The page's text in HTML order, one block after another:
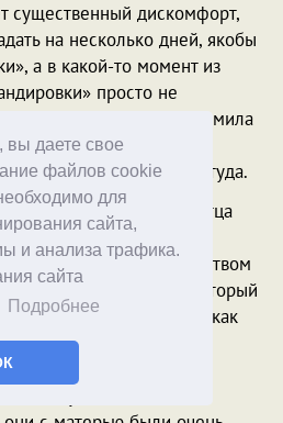
вы даете свое
файлов cookie
для
сайта,
и анализа трафика.
сайта
Подробнее
существенный дискомфорт,
на несколько дней, якобы
а в какой-то момент из
просто не
Петина мама Людмила
городе работу с
и просто сбежал туда.
Петю против отца
однако реальной
что Петя вырос с чувством
к своему родителю, который
удосужился выяснить, как
Петя с детства хорошо
его мама, чтобы